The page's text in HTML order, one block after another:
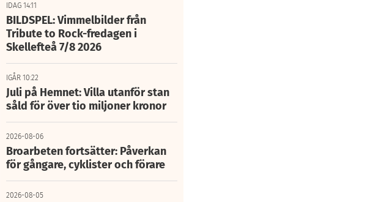
IDAG 14:11
BILDSPEL: Vimmelbilder från
Tribute to Rock-fredagen i
Skellefteå 7/8 2026
IGÅR 10:22
Juli på Hemnet: Villa utanför stan
såld för över tio miljoner kronor
2026-08-06
Broarbeten fortsätter: Påverkan
för gångare, cyklister och förare
2026-08-05